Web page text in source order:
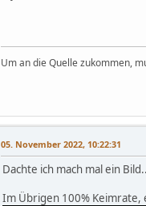
Um an die Quelle zukommen,
05. November 2022, 10:22:31
Dachte ich mach mal ein
Im Übrigen 100%